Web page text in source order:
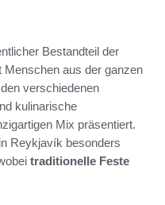
Bestandteil der
aus der ganzen
verschiedenen
kulinarische
Mix präsentiert.
in Reykjavík besonders
traditionelle Feste